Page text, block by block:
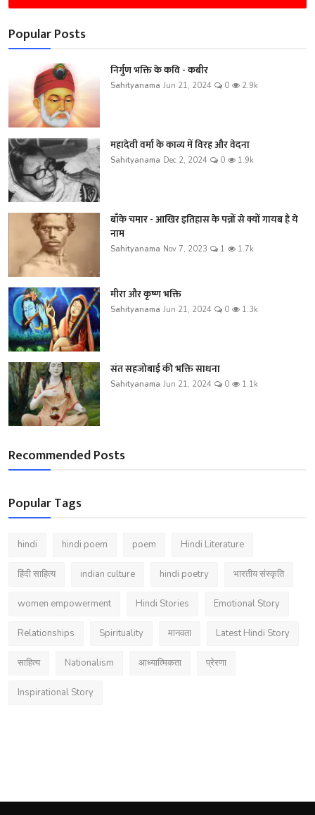
Popular Posts
निर्गुण भक्ति के कवि - कबीर
Sahityanama Jun 21, 2024 0 2.9k
महादेवी वर्मा के काव्य में विरह और वेदना
Sahityanama Dec 2, 2024 0 1.9k
बाँके चमार - आखिर इतिहास के पन्नों से क्यों गायब है ये
नाम
Sahityanama Nov 7, 2023 1 1.7k
मीरा और कृष्ण भक्ति
Sahityanama Jun 21, 2024 0 1.3k
संत सहजोबाई की भक्ति साधना
Sahityanama Jun 21, 2024 0 1.1k
Recommended Posts
Popular Tags
hindi hindi poem poem Hindi Literature
हिंदी साहित्य indian culture hindi poetry भारतीय संस्कृति
women empowerment Hindi Stories Emotional Story
Relationships Spirituality मानवता Latest Hindi Story
साहित्य Nationalism आध्यात्मिकता प्रेरणा
Inspirational Story